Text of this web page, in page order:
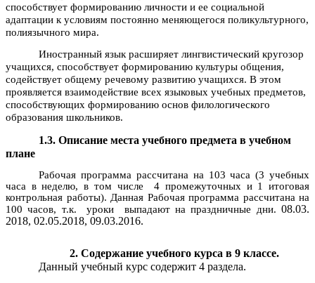
способствует формированию личности и ее социальной
адаптации к условиям постоянно меняющегося поликультурного,
полиязычного мира.
Иностранный язык расширяет лингвистический кругозор
учащихся, способствует формированию культуры общения,
содействует общему речевому развитию учащихся. В этом
проявляется взаимодействие всех языковых учебных предметов,
способствующих формированию основ филологического
образования школьников.
1.3. Описание места учебного предмета в учебном
плане
Рабочая программа рассчитана на 103 часа (3 учебных
часа в неделю, в том числе 4 промежуточных и 1 итоговая
контрольная работы). Данная Рабочая программа рассчитана на
100 часов, т.к. уроки выпадают на праздничные дни. 08.03.
2018, 02.05.2018, 09.03.2016.
2. Содержание учебного курса в 9 классе.
Данный учебный курс содержит 4 раздела.